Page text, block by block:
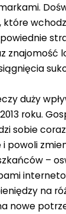
które
znajomość
duży
roku.
sobie
powoli
–
na
nowe